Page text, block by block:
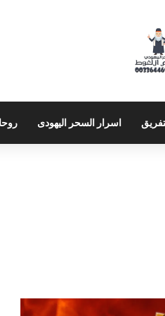
اسرار السحر اليهودى